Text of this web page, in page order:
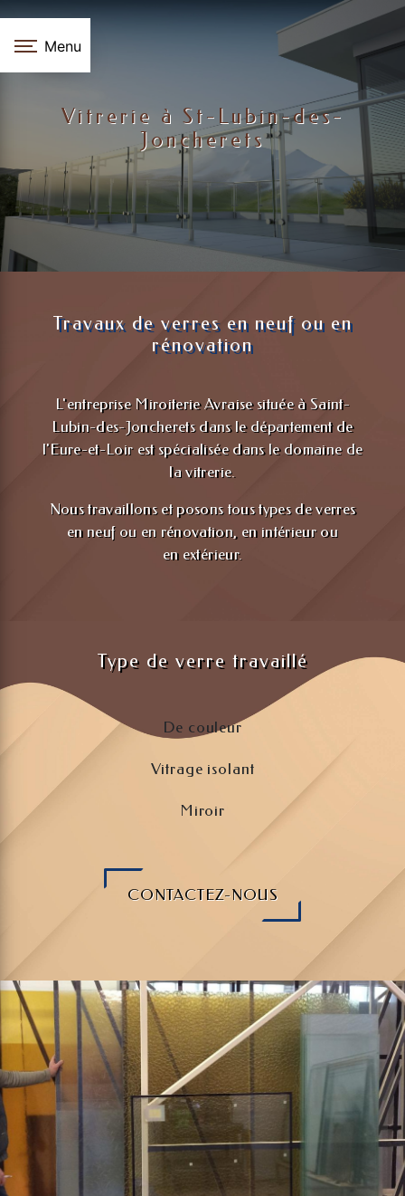
Menu
Vitrerie à St-Lubin-des-
Joncherets
Travaux de verres en neuf ou en
rénovation
L'entreprise Miroiterie Avraise située à Saint-
Lubin-des-Joncherets dans le département de
l'Eure-et-Loir est spécialisée dans le domaine de
la vitrerie.
Nous travaillons et posons tous types de verres
en neuf ou en rénovation, en intérieur ou
en extérieur.
Type de verre travaillé
De couleur
Vitrage isolant
Miroir
CONTACTEZ-NOUS